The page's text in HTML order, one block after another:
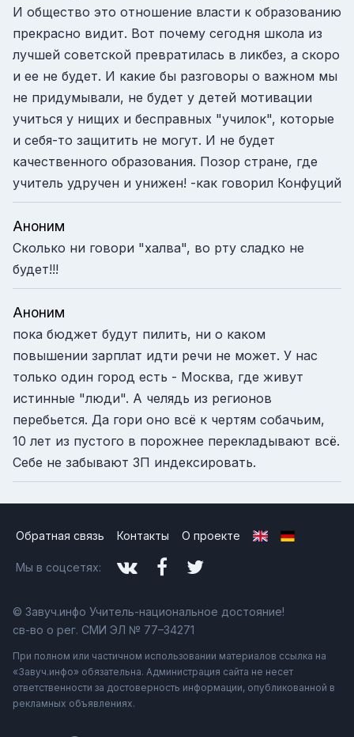
И общество это отношение власти к образованию
прекрасно видит. Вот почему сегодня школа из
лучшей советской превратилась в ликбез, а скоро
и ее не будет. И какие бы разговоры о важном мы
не придумывали, не будет у детей мотивации
учиться у нищих и бесправных "училок", которые
и себя-то защитить не могут. И не будет
качественного образования. Позор стране, где
учитель удручен и унижен! -как говорил Конфуций
Аноним
Сколько ни говори "халва", во рту сладко не
будет!!!
Аноним
пока бюджет будут пилить, ни о каком
повышении зарплат идти речи не может. У нас
только один город есть - Москва, где живут
истинные "люди". А челядь из регионов
перебьется. Да гори оно всё к чертям собачьим,
10 лет из пустого в порожнее перекладывают всё.
Себе не забывают ЗП индексировать.
Обратная связь Контакты О проекте
Мы в соцсетях:
© Завуч.инфо Учитель-национальное достояние!
св-во о рег. СМИ ЭЛ № 77–34271
При полном или частичном использовании материалов ссылка на
«Завуч.инфо» обязательна. Администрация сайта не несет
ответственности за достоверность информации, опубликованной в
рекламных объявлениях.